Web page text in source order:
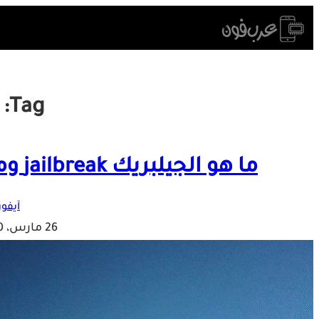
Skip
to
Tag:
ما هو الجيلبريك jailbreak وما السيديا Cydia على الأيفون؟
26 مارس، 2020